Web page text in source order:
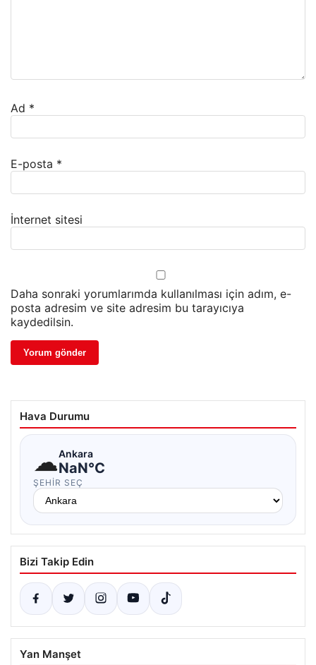
Ad *
E-posta *
İnternet sitesi
Daha sonraki yorumlarımda kullanılması için adım, e-
posta adresim ve site adresim bu tarayıcıya
kaydedilsin.
Hava Durumu
☁Ankara
NaN°C
ŞEHIR SEÇ
Bizi Takip Edin
Yan Manşet